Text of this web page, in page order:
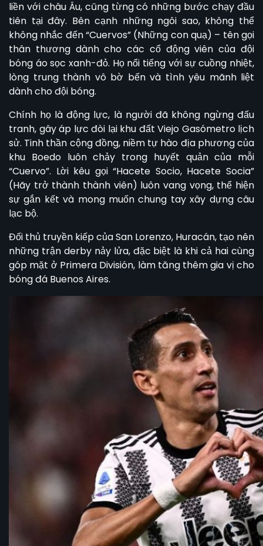
liền với châu Âu, cũng từng có những bước chạy đầu
tiên tại đây. Bên cạnh những ngôi sao, không thể
không nhắc đến “Cuervos” (Những con quạ) – tên gọi
thân thương dành cho các cổ động viên của đội
bóng áo sọc xanh-đỏ. Họ nổi tiếng với sự cuồng nhiệt,
lòng trung thành vô bờ bến và tình yêu mãnh liệt
dành cho đội bóng.
Chính họ là động lực, là người đã không ngừng đấu
tranh, gây áp lực đòi lại khu đất Viejo Gasómetro lịch
sử. Tinh thần cộng đồng, niềm tự hào địa phương của
khu Boedo luôn chảy trong huyết quản của mỗi
“Cuervo”. Lời kêu gọi “Hacete Socio, Hacete Socia”
(Hãy trở thành thành viên) luôn vang vọng, thể hiện
sự gắn kết và mong muốn chung tay xây dựng câu
lạc bộ.
Đối thủ truyền kiếp củaSan Lorenzo, Huracán, tạo nên
những trận derby nảy lửa, đặc biệt là khi cả hai cùng
góp mặt ở Primera División, làm tăng thêm gia vị cho
bóng đá Buenos Aires.